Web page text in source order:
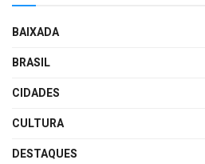
BAIXADA
BRASIL
CIDADES
CULTURA
DESTAQUES